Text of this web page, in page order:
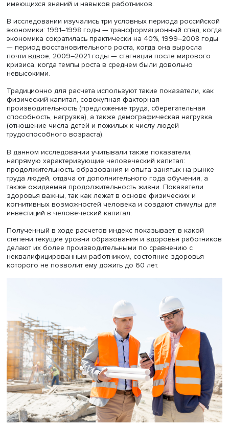
«Это означает, что важно измерять человеческий
первую очередь — насколько знания и навыки
точки зрения экономики и в какой степени они могут
применение», — пояснила она.
Человеческий капитал и экономический рост
и влияют друг на друга. Так, экономический рост
повышение знаний и развитие навыков сотрудников
приводит к повышению производительности на
внедрению новых технологий, обмену знаниями,
повышающему общую производительность. Напротив,
затяжные экономические кризисы приводят к потере
В исследовании изучались три условных периода
экономики: 1991–1998 годы — трансформационный
экономика сократилась практически на 40%,
— период восстановительного роста, когда она
почти вдвое, 2009–2021 годы — стагнация после
кризиса, когда темпы роста в среднем были довольно
невысокими.
Традиционно для расчета используют такие
физический капитал, совокупная факторная
производительность (предложение труда,
способность, нагрузка), а также демографическая
В данном исследовании учитывали также показатели,
напрямую характеризующие человеческий капитал:
продолжительность образования и опыта занятых на
труда людей, отдача от дополнительного года
также ожидаемая продолжительность жизни.
здоровья важны, так как лежат в основе физических и
когнитивных возможностей человека и создают
инвестиций в человеческий капитал.
Полученный в ходе расчетов индекс показывает, в
степени текущие уровни образования и здоровья